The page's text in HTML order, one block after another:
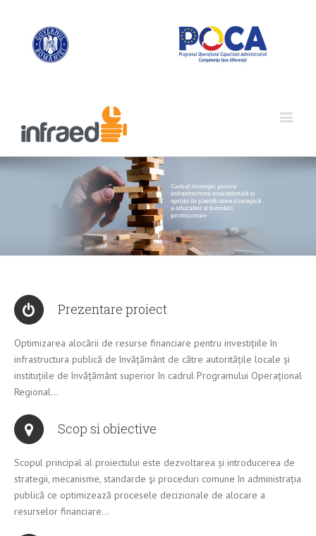
Prezentare proiect
Optimizarea alocării de resurse financiare pentru investițiile în
infrastructura publică de învățământ de către autoritățile locale și
instituțiile de învățământ superior în cadrul Programului Operațional
Regional…
Scop si obiective
Scopul principal al proiectului este dezvoltarea și introducerea de
strategii, mecanisme, standarde şi proceduri comune în administrația
publică ce optimizează procesele decizionale de alocare a
resurselor financiare…